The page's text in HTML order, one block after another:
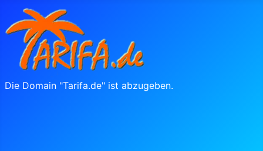
Die Domain "Tarifa.de" ist abzugeben.